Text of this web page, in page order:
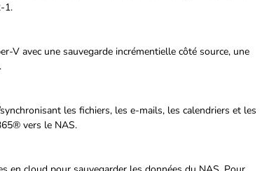
1.
V avec une sauvegarde incrémentielle côté source, une
les fichiers, les e-mails, les calendriers et les
vers le NAS.